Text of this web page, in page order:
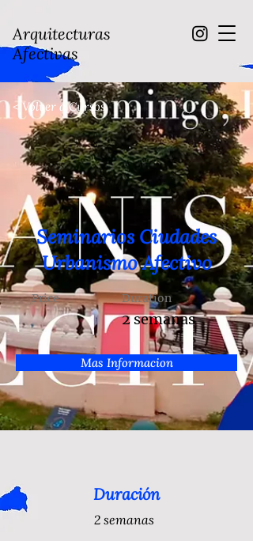
Arquitecturas
Afectivas
< Volver a Cursos
Seminarios Ciudades
Urbanismo Afectivo
Price Duration
2 semanas
Mas Informacion
Duración
2 semanas